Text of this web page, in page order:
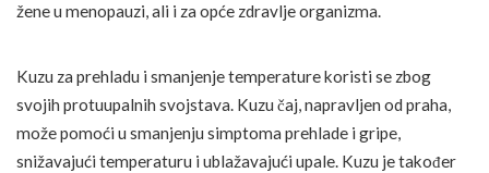
žene u menopauzi, ali i za opće zdravlje organizma.
Kuzu za prehladu i smanjenje temperature koristi se zbog
svojih protuupalnih svojstava. Kuzu čaj, napravljen od praha,
može pomoći u smanjenju simptoma prehlade i gripe,
snižavajući temperaturu i ublažavajući upale. Kuzu je također